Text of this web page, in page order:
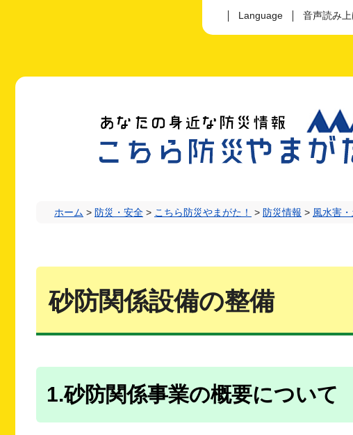
あなたの身近な防災情報
ら防災やまがた！
Language 音声読み
ホーム > 防災・安全 > こちら防災やまがた！ > 防災情報 > 風水害
砂防関係設備の整備
1.砂防関係事業の概要について